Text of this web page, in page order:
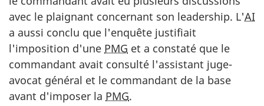
avec le plaignant concernant son leadership. L'AI
a aussi conclu que l'enquête justifiait
l'imposition d'une PMG et a constaté que le
commandant avait consulté l'assistant juge-
avocat général et le commandant de la base
avant d'imposer la PMG.